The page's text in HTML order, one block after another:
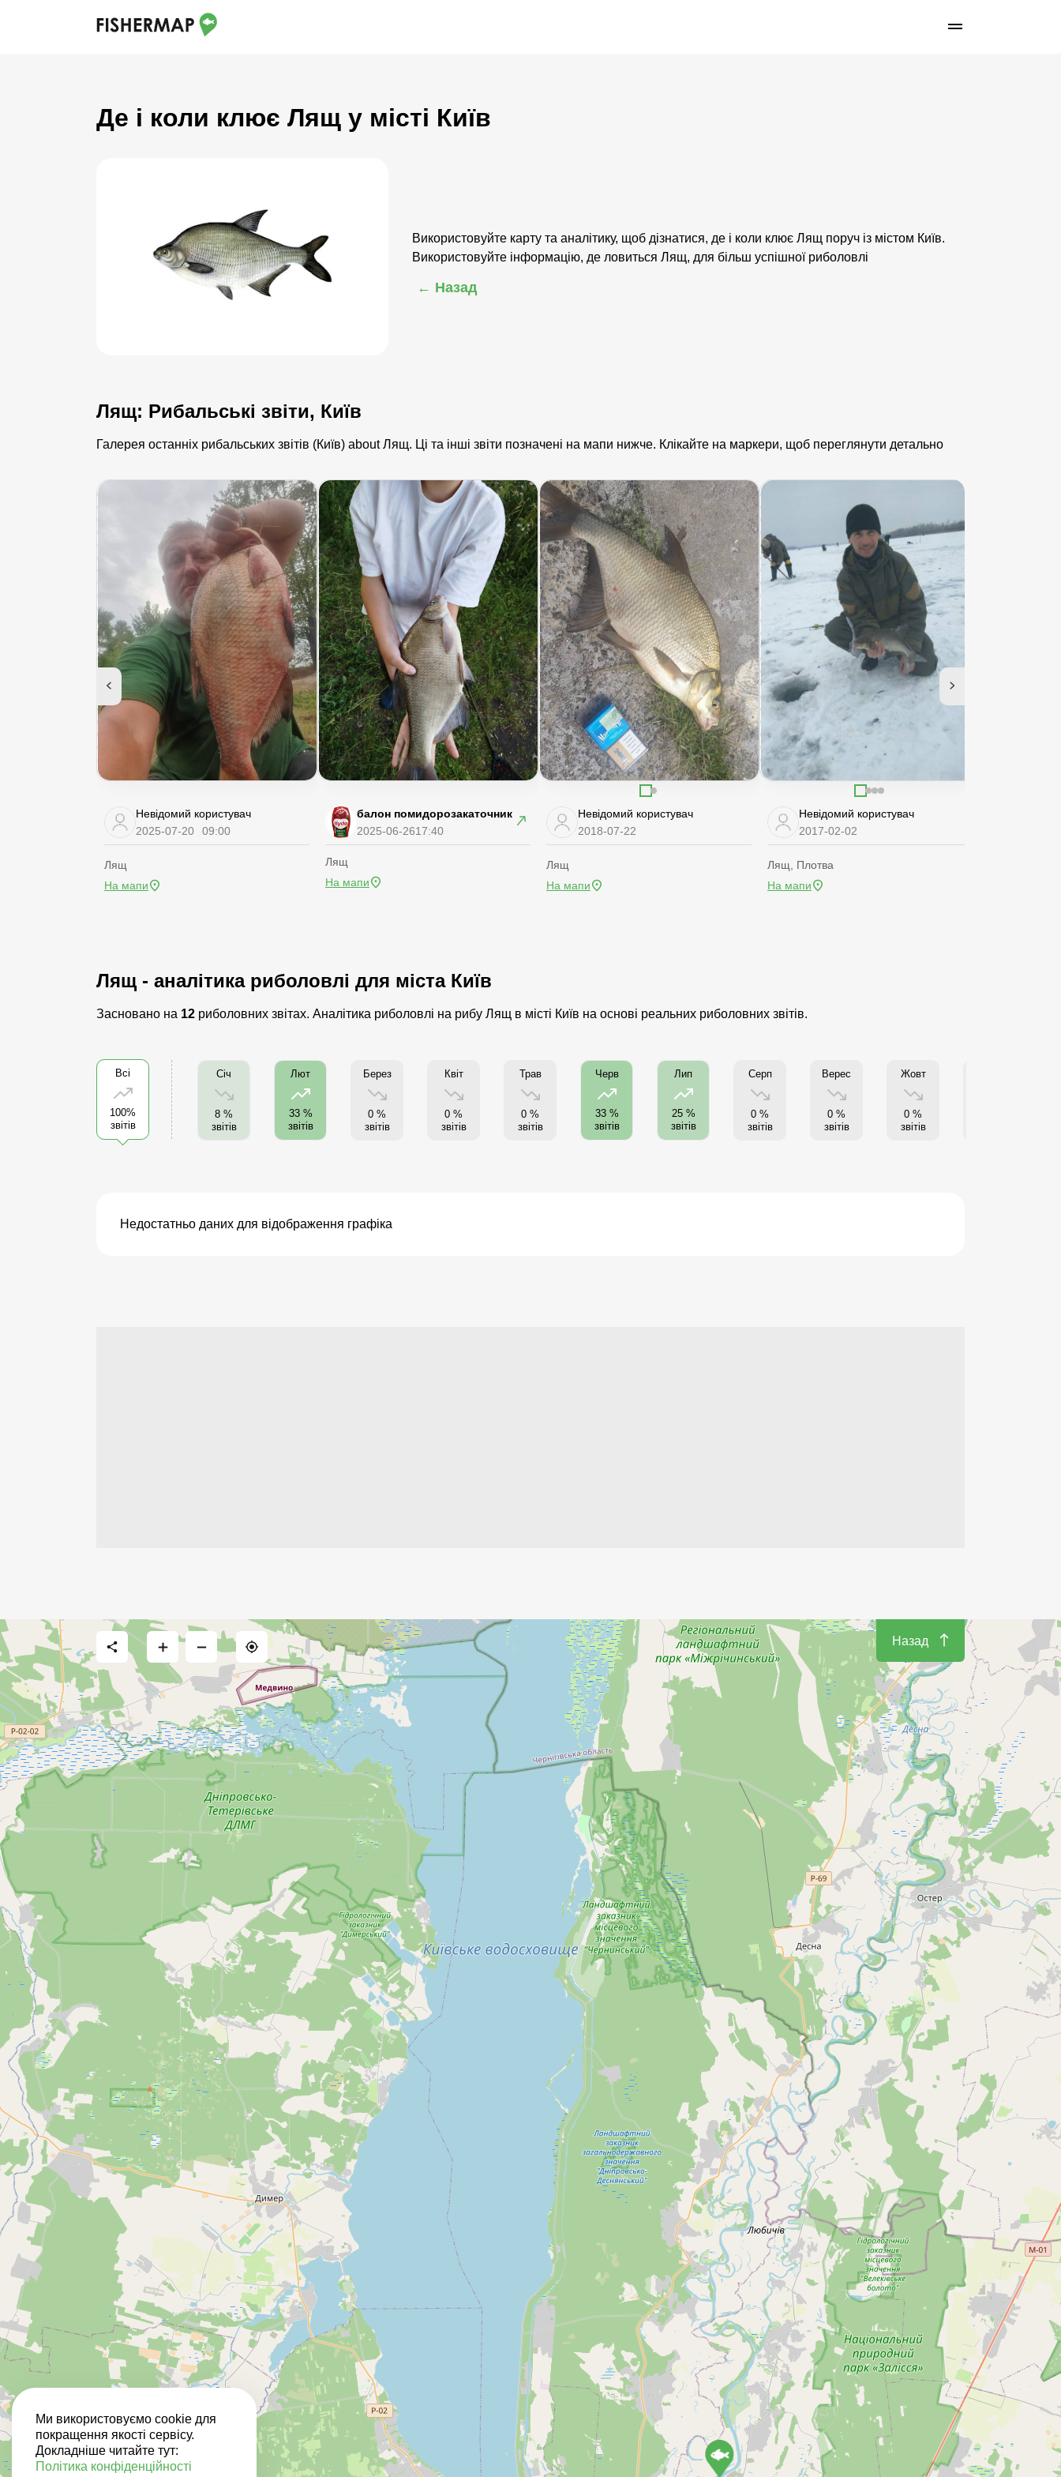
Де і коли клює Лящ у місті Київ
Використовуйте карту та аналітику, щоб дізнатися, де і коли клює Лящ поруч із містом Київ.
Використовуйте інформацію, де ловиться Лящ, для більш успішної риболовлі
← Назад
Лящ: Рибальські звіти, Київ
Галерея останніх рибальських звітів (Київ) about Лящ. Ці та інші звіти позначені на мапи нижче. Клікайте на маркери, щоб переглянути детально
Невідомий користувач
2025-07-20
09:00
Лящ
На мапи
балон помидорозакаточник
2025-06-2617:40
Лящ
На мапи
Невідомий користувач
2018-07-22
Лящ
На мапи
Невідомий користувач
2017-02-02
Лящ, Плотва
На мапи
Лящ - аналітика риболовлі для міста Київ
Засновано на 12 риболовних звітах. Аналітика риболовлі на рибу Лящ в місті Київ на основі реальних риболовних звітів.
Всі
100%
звітів
Січ
8 %
звітів
Лют
33 %
звітів
Берез
0 %
звітів
Квіт
0 %
звітів
Трав
0 %
звітів
Черв
33 %
звітів
Лип
25 %
звітів
Серп
0 %
звітів
Верес
0 %
звітів
Жовт
0 %
звітів
Недостатньо даних для відображення графіка
Назад
Ми використовуємо cookie для
покращення якості сервісу.
Докладніше читайте тут:
Політика конфіденційності